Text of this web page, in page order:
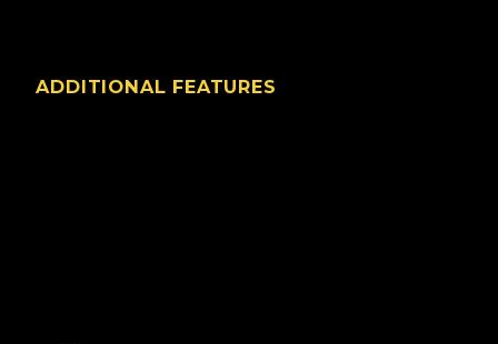
ADDITIONAL FEATURES